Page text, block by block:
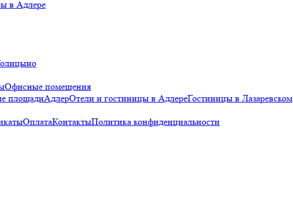
в Адлере
Офисные помещения
площадиАдлерОтели и гостиницы в АдлереГостиницы в Лазаревском
ОплатаКонтактыПолитика конфиденциальности